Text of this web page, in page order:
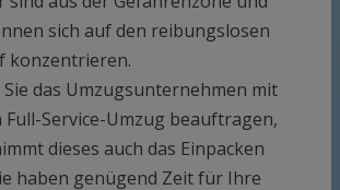
sich auf den reibungslosen
konzentrieren.
Sie das Umzugsunternehmen mit
Full-Service-Umzug beauftragen,
dieses auch das Einpacken
haben genügend Zeit für Ihre